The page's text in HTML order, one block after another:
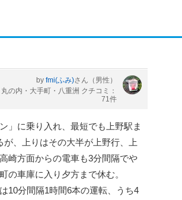
by fmi(ふみ)さん （男性）
丸の内・大手町・八重洲 クチコミ：
71件
」に乗り入れ、最短でも上野駅ま
、上りはその大半が上野行、上
崎方面からの電車も3分間隔でや
の車庫に入り夕方まで休む。
10分間隔1時間6本の運転、うち4